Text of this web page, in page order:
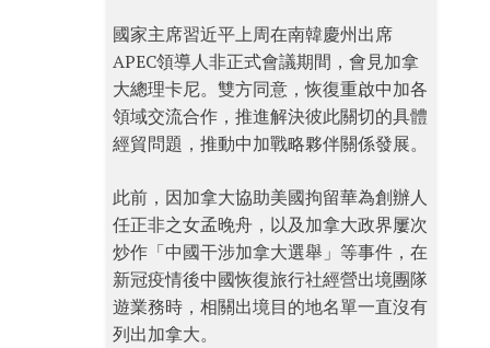
國家主席習近平上周在南韓慶州出席
APEC領導人非正式會議期間，會見加拿
大總理卡尼。雙方同意，恢復重啟中加各
領域交流合作，推進解決彼此關切的具體
經貿問題，推動中加戰略夥伴關係發展。
此前，因加拿大協助美國拘留華為創辦人
任正非之女孟晚舟，以及加拿大政界屢次
炒作「中國干涉加拿大選舉」等事件，在
新冠疫情後中國恢復旅行社經營出境團隊
遊業務時，相關出境目的地名單一直沒有
列出加拿大。